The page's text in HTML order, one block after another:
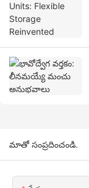
మాతో సంప్రదించండి.